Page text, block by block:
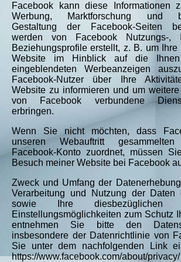
Facebook kann diese Informationen
Werbung, Marktforschung und
Gestaltung der Facebook-Seiten
werden von Facebook Nutzungs-,
Beziehungsprofile erstellt, z. B. um
Website im Hinblick auf die
eingeblendeten Werbeanzeigen
Facebook-Nutzer über Ihre
Website zu informieren und um
von Facebook verbundene
erbringen.
Wenn Sie nicht möchten, dass
unseren Webauftritt
Facebook-Konto zuordnet, müssen
Besuch meiner Website bei Facebook
Zweck und Umfang der
Verarbeitung und Nutzung der Daten
sowie Ihre diesbezüglichen
Einstellungsmöglichkeiten zum Schutz
entnehmen Sie bitte den
insbesondere der Datenrichtlinie von
Sie unter dem nachfolgenden Link
https://www.facebook.com/about/privacy/